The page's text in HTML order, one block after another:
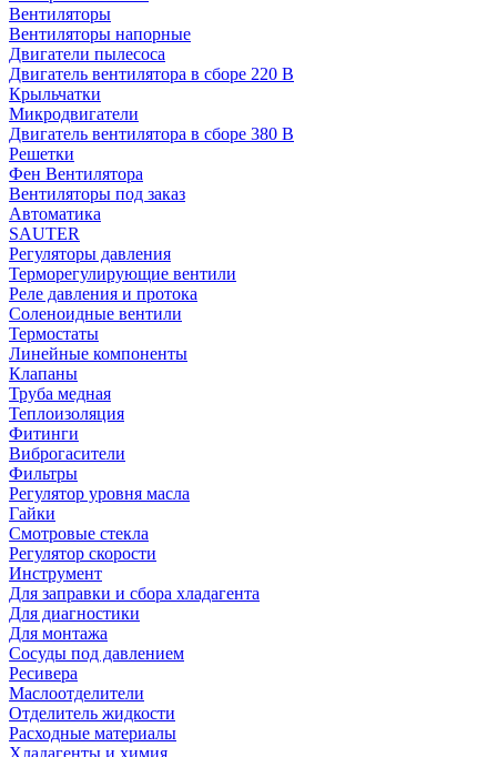
Вентиляторы
Вентиляторы напорные
Двигатели пылесоса
Двигатель вентилятора в сборе 220 В
Крыльчатки
Микродвигатели
Двигатель вентилятора в сборе 380 В
Решетки
Фен Вентилятора
Вентиляторы под заказ
Автоматика
SAUTER
Регуляторы давления
Терморегулирующие вентили
Реле давления и протока
Соленоидные вентили
Термостаты
Линейные компоненты
Клапаны
Труба медная
Теплоизоляция
Фитинги
Виброгасители
Фильтры
Регулятор уровня масла
Гайки
Смотровые стекла
Регулятор скорости
Инструмент
Для заправки и сбора хладагента
Для диагностики
Для монтажа
Сосуды под давлением
Ресивера
Маслоотделители
Отделитель жидкости
Расходные материалы
Хладагенты и химия